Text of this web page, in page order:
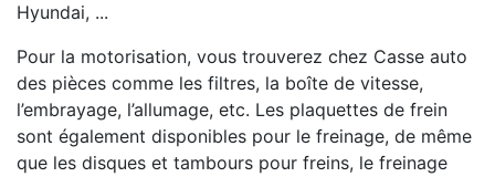
Hyundai, ...
Pour la motorisation, vous trouverez chez Casse auto
des pièces comme les filtres, la boîte de vitesse,
l’embrayage, l’allumage, etc. Les plaquettes de frein
sont également disponibles pour le freinage, de même
que les disques et tambours pour freins, le freinage